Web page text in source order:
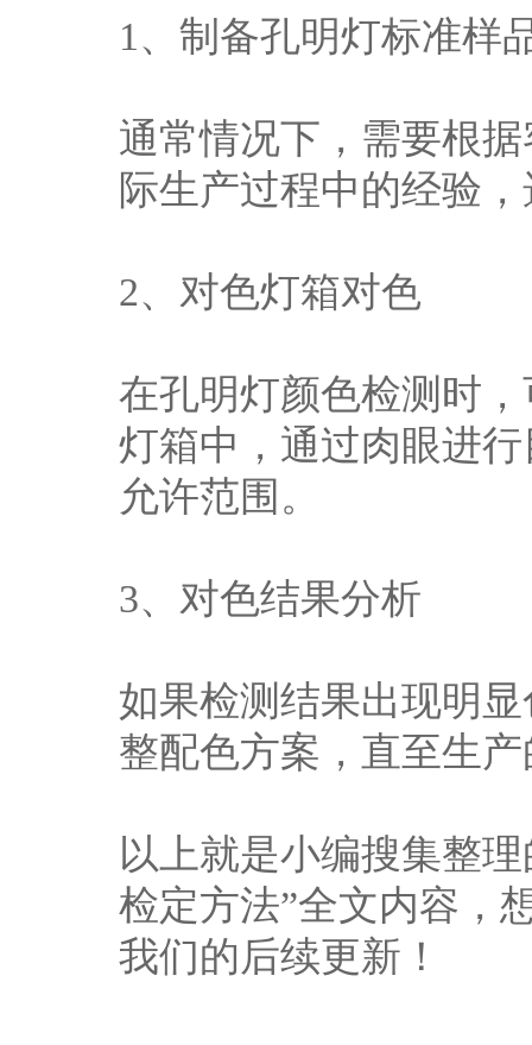
1、制备孔明灯标准样
通常情况下，需要根
际生产过程中的经验
2、对色灯箱对色
在孔明灯颜色检测时
灯箱中，通过肉眼进
允许范围。
3、对色结果分析
如果检测结果出现明
整配色方案，直至生
以上就是小编搜集整
检定方法”全文内容，
我们的后续更新！